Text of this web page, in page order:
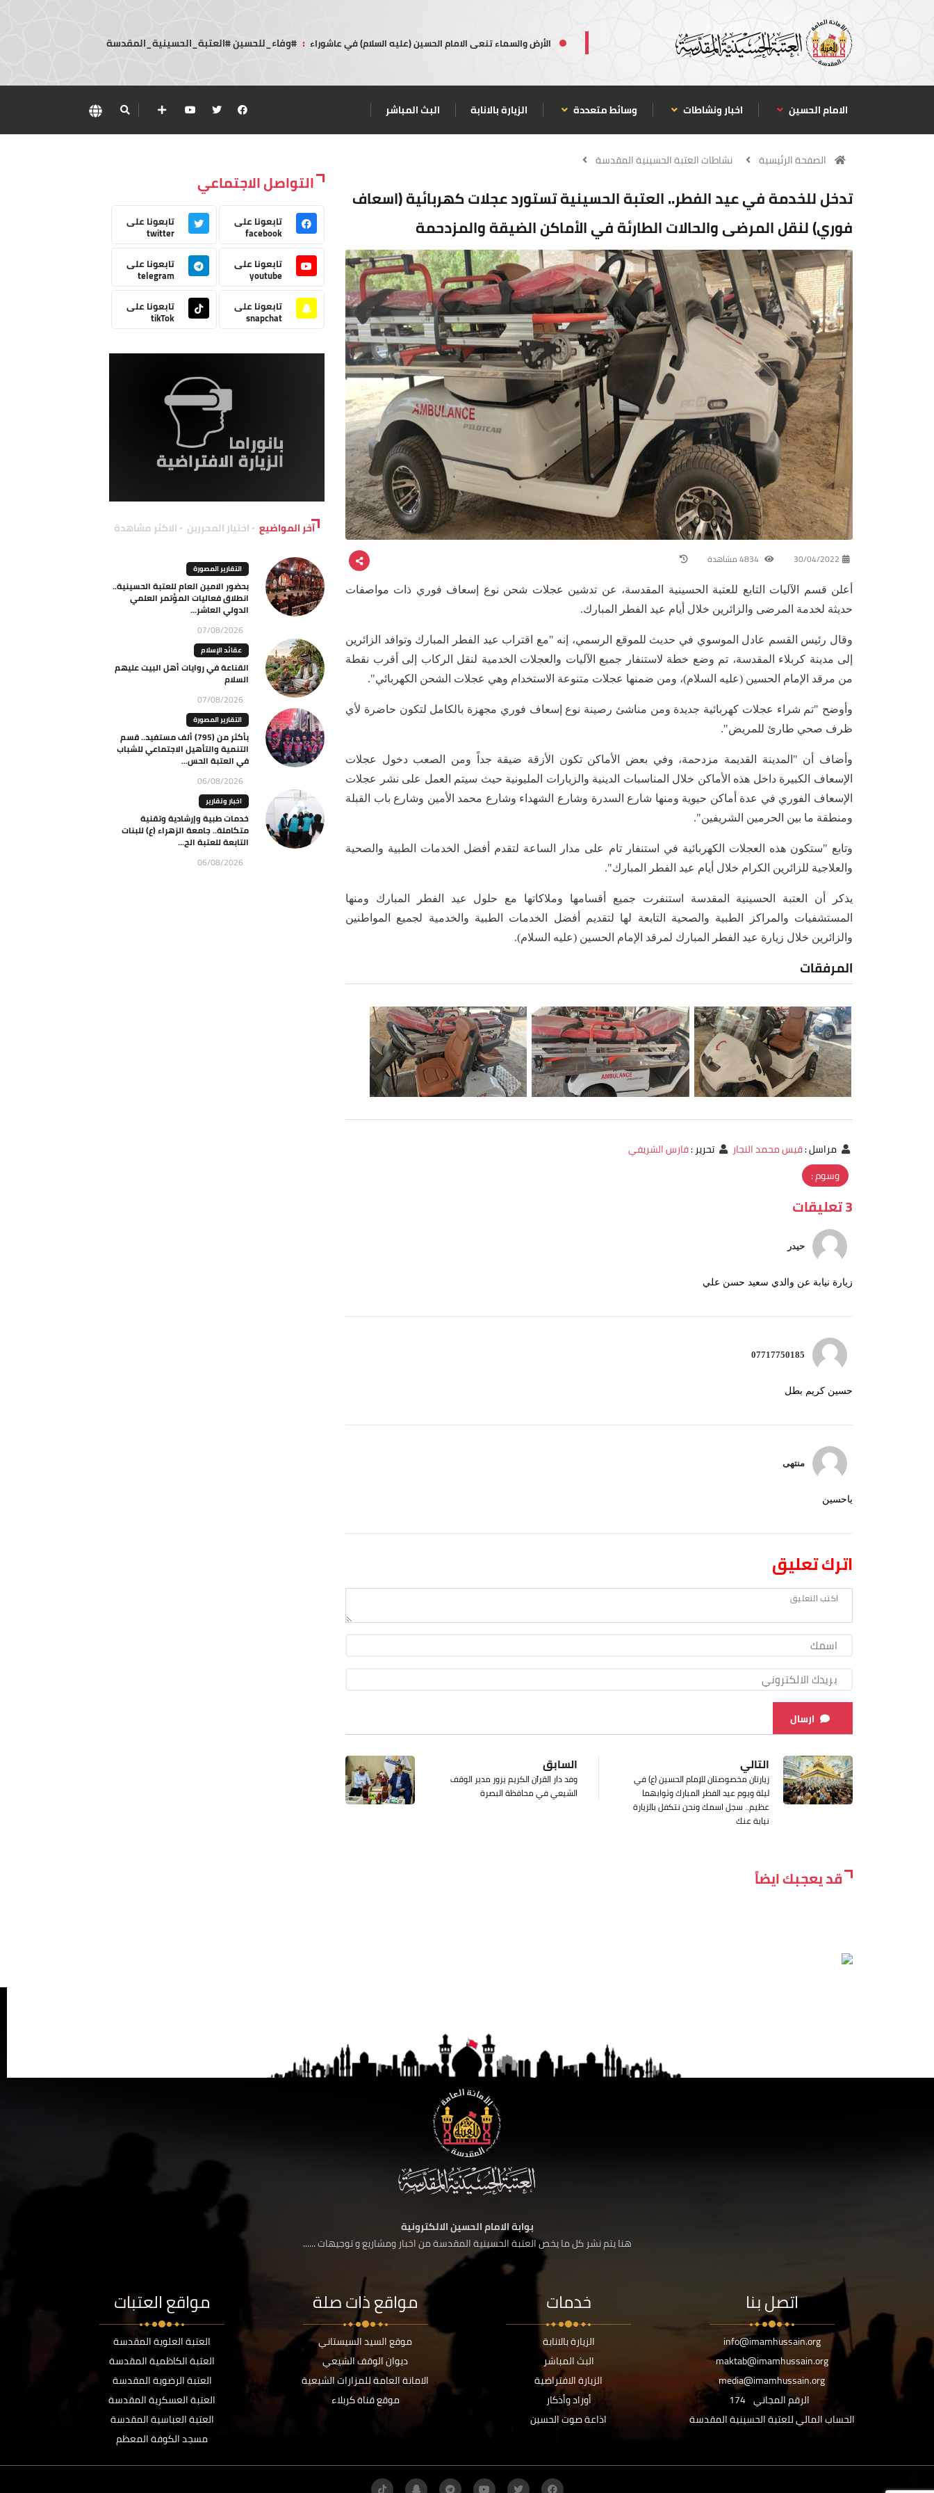
الأرض والسماء تنعى الامام الحسين (عليه السلام) في عاشوراء : #وفاء_للحسين #العتبة_الحسينية_المقدسة
الامام الحسين اخبار ونشاطات وسائط متعددة الزيارة بالانابة البث المباشر
الصفحة الرئيسية نشاطات العتبة الحسينية المقدسة
تدخل للخدمة في عيد الفطر.. العتبة الحسينية تستورد عجلات كهربائية (اسعاف
فوري) لنقل المرضى والحالات الطارئة في الأماكن الضيقة والمزدحمة
30/04/2022
أعلن قسم الآليات التابع للعتبة الحسينية المقدسة، عن تدشين عجلات شحن نوع إسعاف فوري ذات مواصفات
حديثة لخدمة المرضى والزائرين خلال أيام عيد الفطر المبارك.
وقال رئيس القسم عادل الموسوي في حديث للموقع الرسمي، إنه "مع اقتراب عيد الفطر المبارك وتوافد الزائرين
إلى مدينة كربلاء المقدسة، تم وضع خطة لاستنفار جميع الآليات والعجلات الخدمية لنقل الركاب إلى أقرب نقطة
من مرقد الإمام الحسين (عليه السلام)، ومن ضمنها عجلات متنوعة الاستخدام وهي عجلات الشحن الكهربائي".
وأوضح "تم شراء عجلات كهربائية جديدة ومن مناشئ رصينة نوع إسعاف فوري مجهزة بالكامل لتكون حاضرة لأي
ظرف صحي طارئ للمريض".
وأضاف أن "المدينة القديمة مزدحمة، وفي بعض الأماكن تكون الأزقة ضيقة جداً ومن الصعب دخول عجلات
الإسعاف الكبيرة داخل هذه الأماكن خلال المناسبات الدينية والزيارات المليونية حيث سيتم العمل على نشر عجلات
الإسعاف الفوري في عدة أماكن حيوية ومنها شارع السدرة وشارع الشهداء وشارع محمد الأمين وشارع باب القبلة
ومنطقة ما بين الحرمين الشريفين".
وتابع "ستكون هذه العجلات الكهربائية في استنفار تام على مدار الساعة لتقدم أفضل الخدمات الطبية والصحية
والعلاجية للزائرين الكرام خلال أيام عيد الفطر المبارك".
يذكر أن العتبة الحسينية المقدسة استنفرت جميع أقسامها وملاكاتها مع حلول عيد الفطر المبارك ومنها
المستشفيات والمراكز الطبية والصحية التابعة لها لتقديم أفضل الخدمات الطبية والخدمية لجميع المواطنين
والزائرين خلال زيارة عيد الفطر المبارك لمرقد الإمام الحسين (عليه السلام).
المرفقات
مراسل:قيس محمد النجار تحرير:فارس الشريفي
وسوم :
3 تعليقات
حيدر
زيارة نيابة عن والدي سعيد حسن علي
07717750185
حسين كريم بطل
منتهى
ياحسين
اترك تعليق
ارسال
السابق
وفد دار القرآن الكريم يزور مدير الوقف
الشيعي في محافظة البصرة
التالي
زيارتان مخصوصتان للإمام الحسين (ع) في
ليلة ويوم عيد الفطر المبارك وثوابهما
عظيم.. سجل اسمك ونحن نتكفل بالزيارة
نيابة عنك
قد يعجبك ايضاً
التواصل الاجتماعي
تابعونا على
facebook
تابعونا على
twitter
تابعونا على
youtube
تابعونا على
telegram
تابعونا على
snapchat
تابعونا على
tikTok
آخر المواضيع اختيار المحررين الاكثر مشاهدة
التقارير المصورة
بحضور الامين العام للعتبة الحسينية..
انطلاق فعاليات المؤتمر العلمي
الدولي العاشر...
07/08/2026
عقائد الإسلام
القناعة في روايات أهل البيت عليهم
السلام
07/08/2026
التقارير المصورة
بأكثر من (795) ألف مستفيد.. قسم
التنمية والتأهيل الاجتماعي للشباب
في العتبة الحس...
06/08/2026
اخبار وتقارير
خدمات طبية وإرشادية وتقنية
متكاملة.. جامعة الزهراء (ع) للبنات
التابعة للعتبة الح...
06/08/2026
بوابة الامام الحسين الالكترونية
هنا يتم نشر كل ما يخص العتبة الحسينية المقدسة من اخبار ومشاريع و توجيهات ......
اتصل بنا
info@imamhussain.org
maktab@imamhussain.org
media@imamhussain.org
الرقم المجاني 174
الحساب المالي للعتبة الحسينية المقدسة
خدمات
الزيارة بالانابة
البث المباشر
الزيارة الافتراضية
أوراد وأذكار
اذاعة صوت الحسين
مواقع ذات صلة
موقع السيد السيستاني
ديوان الوقف الشيعي
الامانة العامة للمزارات الشيعية
موقع قناة كربلاء
مواقع العتبات
العتبة العلوية المقدسة
العتبة الكاظمية المقدسة
العتبة الرضوية المقدسة
العتبة العسكرية المقدسة
العتبة العباسية المقدسة
مسجد الكوفة المعظم